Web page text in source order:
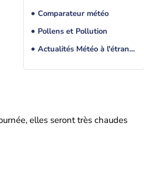
Comparateur météo
Pollens et Pollution
Actualités Météo à l'étranger
elles seront très chaudes